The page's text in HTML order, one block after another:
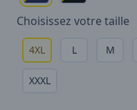
Choisissez votre taille
4XL L M
XXXL